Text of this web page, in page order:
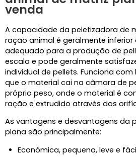
venda
A capacidade da peletizadora de
ração animal é geralmente inferior
adequado para a produção de
escala e pode geralmente
individual de pellets. Funciona
que o material cai na câmara de
próprio peso, onde o material é
ração e extrudido através dos
As vantagens e desvantagens da
plana são principalmente:
Económica, pequena, leve e